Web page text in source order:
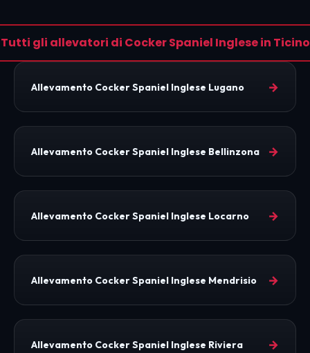
Tutti gli allevatori di Cocker Spaniel Inglese in Ticino
Allevamento Cocker Spaniel Inglese Lugano →
Allevamento Cocker Spaniel Inglese Bellinzona →
Allevamento Cocker Spaniel Inglese Locarno →
Allevamento Cocker Spaniel Inglese Mendrisio →
Allevamento Cocker Spaniel Inglese Riviera →